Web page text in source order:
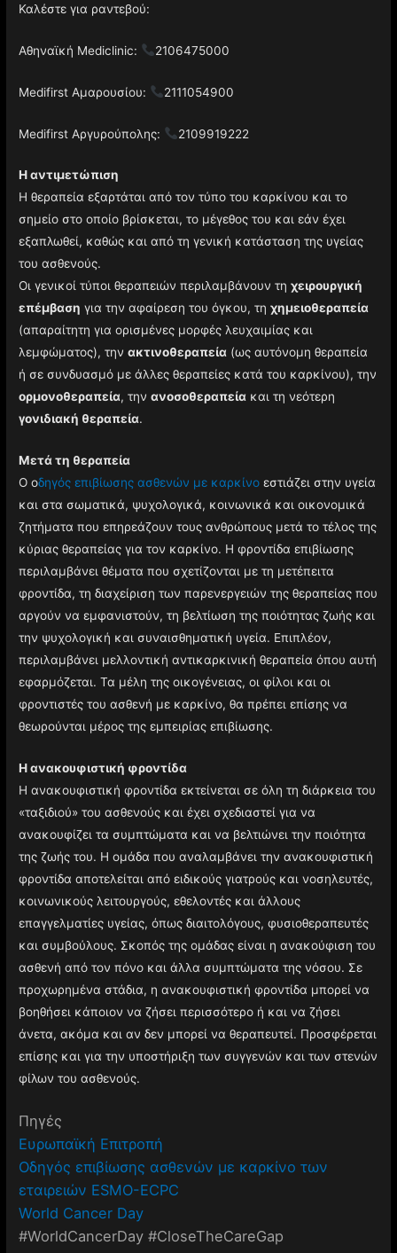
Καλέστε για ραντεβού:
Αθηναϊκή Mediclinic: 2106475000
Medifirst Αμαρουσίου: 2111054900
Medifirst Αργυρούπολης: 2109919222
Η αντιμετώπιση
Η θεραπεία εξαρτάται από τον τύπο του καρκίνου και το
σημείο στο οποίο βρίσκεται, το μέγεθος του και εάν έχει
εξαπλωθεί, καθώς και από τη γενική κατάσταση της υγείας
του ασθενούς.
Οι γενικοί τύποι θεραπειών περιλαμβάνουν τηχειρουργική
επέμβαση για την αφαίρεση του όγκου, τηχημειοθεραπεία
(απαραίτητη για ορισμένες μορφές λευχαιμίας και
λεμφώματος), τηνακτινοθεραπεία (ως αυτόνομη θεραπεία
ή σε συνδυασμό με άλλες θεραπείες κατά του καρκίνου), την
ορμονοθεραπεία, τηνανοσοθεραπεία και τη νεότερη
γονιδιακή θεραπεία.
Μετά τη θεραπεία
Ο οδηγός επιβίωσης ασθενών με καρκίνo εστιάζει στην υγεία
και στα σωματικά, ψυχολογικά, κοινωνικά και οικονομικά
ζητήματα που επηρεάζουν τους ανθρώπους μετά το τέλος της
κύριας θεραπείας για τον καρκίνο. Η φροντίδα επιβίωσης
περιλαμβάνει θέματα που σχετίζονται με τη μετέπειτα
φροντίδα, τη διαχείριση των παρενεργειών της θεραπείας που
αργούν να εμφανιστούν, τη βελτίωση της ποιότητας ζωής και
την ψυχολογική και συναισθηματική υγεία. Επιπλέον,
περιλαμβάνει μελλοντική αντικαρκινική θεραπεία όπου αυτή
εφαρμόζεται. Τα μέλη της οικογένειας, οι φίλοι και οι
φροντιστές του ασθενή με καρκίνο, θα πρέπει επίσης να
θεωρούνται μέρος της εμπειρίας επιβίωσης.
Η ανακουφιστική φροντίδα
Η ανακουφιστική φροντίδα εκτείνεται σε όλη τη διάρκεια του
«ταξιδιού» του ασθενούς και έχει σχεδιαστεί για να
ανακουφίζει τα συμπτώματα και να βελτιώνει την ποιότητα
της ζωής του. Η ομάδα που αναλαμβάνει την ανακουφιστική
φροντίδα αποτελείται από ειδικούς γιατρούς και νοσηλευτές,
κοινωνικούς λειτουργούς, εθελοντές και άλλους
επαγγελματίες υγείας, όπως διαιτολόγους, φυσιοθεραπευτές
και συμβούλους. Σκοπός της ομάδας είναι η ανακούφιση του
ασθενή από τον πόνο και άλλα συμπτώματα της νόσου. Σε
προχωρημένα στάδια, η ανακουφιστική φροντίδα μπορεί να
βοηθήσει κάποιον να ζήσει περισσότερο ή και να ζήσει
άνετα, ακόμα και αν δεν μπορεί να θεραπευτεί. Προσφέρεται
επίσης και για την υποστήριξη των συγγενών και των στενών
φίλων του ασθενούς.
Πηγές
Ευρωπαϊκή Επιτροπή
Οδηγός επιβίωσης ασθενών με καρκίνο των
εταιρειών ESMO-ECPC
World Cancer Day
#WorldCancerDay #CloseTheCareGap